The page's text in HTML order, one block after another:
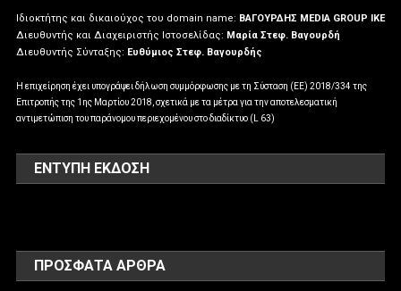
Ιδιοκτήτης και δικαιούχος του domain name: ΒΑΓΟΥΡΔΗΣ MEDIA GROUP IKE
Διευθυντής και Διαχειριστής Ιστοσελίδας: Μαρία Στεφ. Βαγουρδή
Διευθυντής Σύνταξης: Ευθύμιος Στεφ. Βαγουρδής
Η επιχείρηση έχει υπογράψει δήλωση συμμόρφωσης με τη Σύσταση (ΕΕ) 2018/334 της
Επιτροπής της 1ης Μαρτίου 2018, σχετικά με τα μέτρα για την αποτελεσματική
αντιμετώπιση του παράνομου περιεχομένου στο διαδίκτυο (L 63)
ΕΝΤΥΠΗ ΕΚΔΟΣΗ
ΠΡΌΣΦΑΤΑ ΆΡΘΡΑ